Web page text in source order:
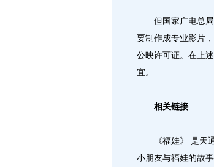
但国家广电总局
要制作成专业影片
公映许可证。在上
宜。
相关链接
《福娃》 是天通
小朋友与福娃的故事